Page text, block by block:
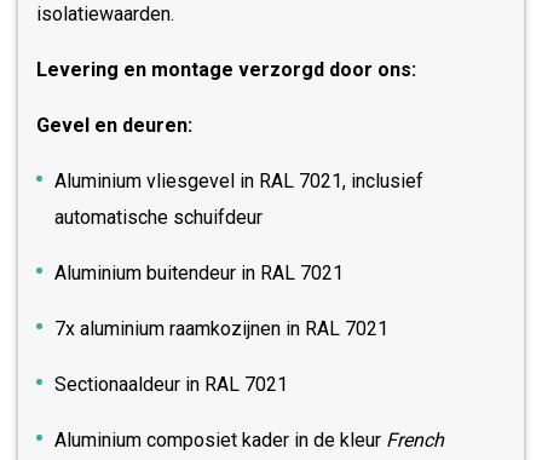
isolatiewaarden.
Levering en montage verzorgd door ons:
Gevel en deuren:
Aluminium vliesgevel in RAL 7021, inclusief
automatische schuifdeur
Aluminium buitendeur in RAL 7021
7x aluminium raamkozijnen in RAL 7021
Sectionaaldeur in RAL 7021
Aluminium composiet kader in de kleur French